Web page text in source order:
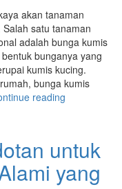
akan tanaman
satu tanaman
adalah bunga kumis
bunganya yang
kumis kucing.
bunga kumis
reading
Kucing
Kesehatan”
untuk
yang